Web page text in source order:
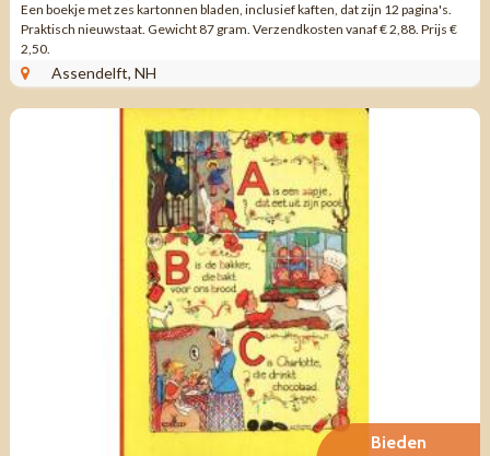
Een boekje met zes kartonnen bladen, inclusief kaften, dat zijn 12 pagina's.
Praktisch nieuwstaat. Gewicht 87 gram. Verzendkosten vanaf € 2,88. Prijs €
2,50.
Assendelft, NH
Bieden